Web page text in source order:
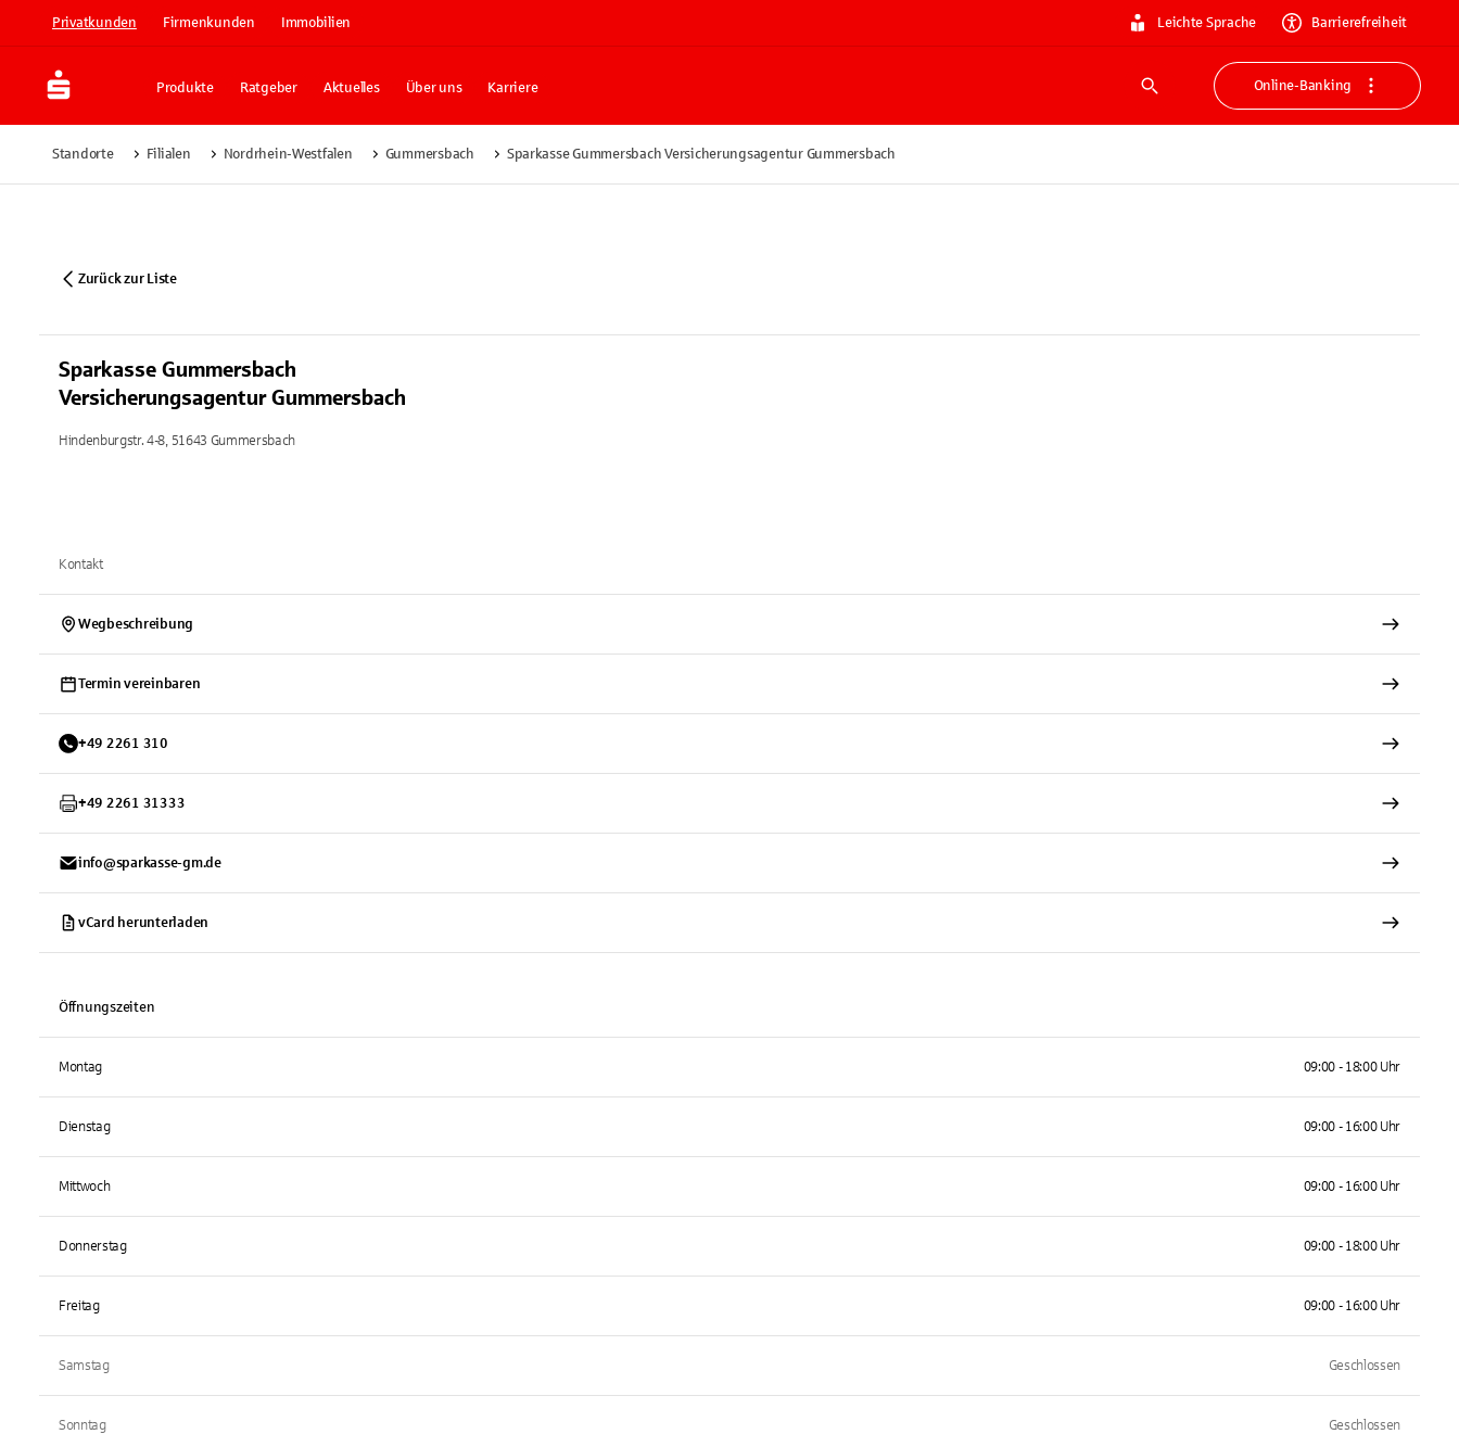
Privatkunden Firmenkunden Immobilien Leichte Sprache Barrierefreiheit
Produkte Ratgeber Aktuelles Über uns Karriere
Suche
Online-Banking
Standorte Filialen Nordrhein-Westfalen Gummersbach Sparkasse Gummersbach Versicherungsagentur Gummersbach
Zurück zur Liste
Sparkasse Gummersbach
Versicherungsagentur Gummersbach
Hindenburgstr. 4-8, 51643 Gummersbach
Kontakt
Wegbeschreibung
Termin vereinbaren
+49 2261 310
+49 2261 31333
info@sparkasse-gm.de
vCard herunterladen
Öffnungszeiten
Montag 09:00 - 18:00 Uhr
Dienstag 09:00 - 16:00 Uhr
Mittwoch 09:00 - 16:00 Uhr
Donnerstag 09:00 - 18:00 Uhr
Freitag 09:00 - 16:00 Uhr
Samstag Geschlossen
Sonntag Geschlossen